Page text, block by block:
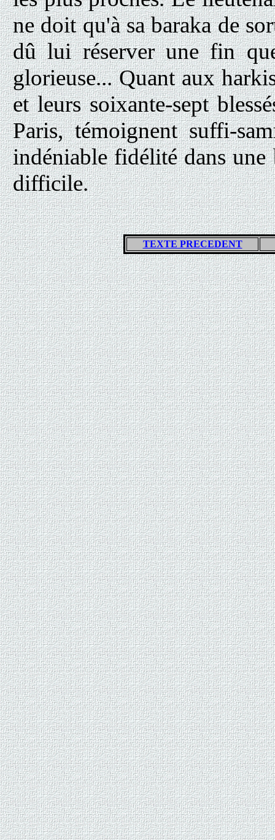
ne doit qu'à sa baraka de
dû lui réserver une fin
glorieuse... Quant aux
et leurs soixante-sept
Paris, témoignent suffi-
indéniable fidélité dans
difficile.
TEXTE PRECEDENT